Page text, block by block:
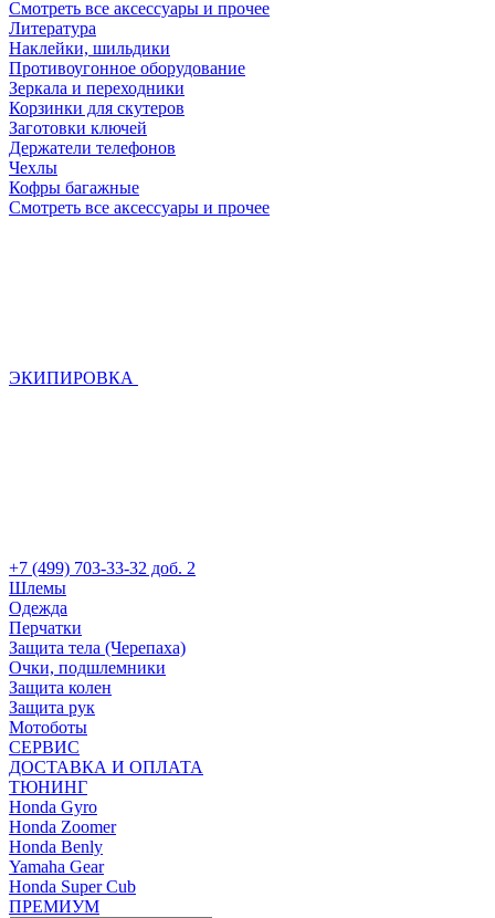
Смотреть все аксессуары и прочее
Литература
Наклейки, шильдики
Противоугонное оборудование
Зеркала и переходники
Корзинки для скутеров
Заготовки ключей
Держатели телефонов
Чехлы
Кофры багажные
Смотреть все аксессуары и прочее
ЭКИПИРОВКА
+7 (499) 703-33-32 доб. 2
Шлемы
Одежда
Перчатки
Защита тела (Черепаха)
Очки, подшлемники
Защита колен
Защита рук
Мотоботы
СЕРВИС
ДОСТАВКА И ОПЛАТА
ТЮНИНГ
Honda Gyro
Honda Zoomer
Honda Benly
Yamaha Gear
Honda Super Cub
ПРЕМИУМ